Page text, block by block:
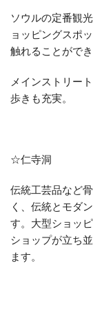
ソウルの定番観
ョッピングスポ
触れることができ
メインストリー
歩きも充実。
☆仁寺洞
伝統工芸品など
く、伝統とモダ
す。大型ショッ
ショップが立ち
ます。